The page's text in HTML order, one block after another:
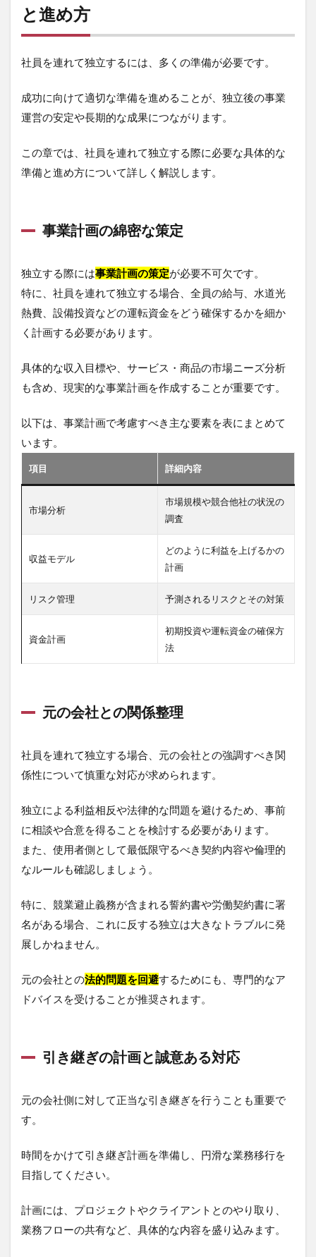
と進め方
社員を連れて独立するには、多くの準備が必要です。
成功に向けて適切な準備を進めることが、独立後の事業
運営の安定や長期的な成果につながります。
この章では、社員を連れて独立する際に必要な具体的な
準備と進め方について詳しく解説します。
事業計画の綿密な策定
独立する際には事業計画の策定が必要不可欠です。
特に、社員を連れて独立する場合、全員の給与、水道光
熱費、設備投資などの運転資金をどう確保するかを細か
く計画する必要があります。
具体的な収入目標や、サービス・商品の市場ニーズ分析
も含め、現実的な事業計画を作成することが重要です。
以下は、事業計画で考慮すべき主な要素を表にまとめて
います。
項目 詳細内容
市場分析
市場規模や競合他社の状況の
調査
収益モデル
どのように利益を上げるかの
計画
リスク管理 予測されるリスクとその対策
資金計画
初期投資や運転資金の確保方
法
元の会社との関係整理
社員を連れて独立する場合、元の会社との強調すべき関
係性について慎重な対応が求められます。
独立による利益相反や法律的な問題を避けるため、事前
に相談や合意を得ることを検討する必要があります。
また、使用者側として最低限守るべき契約内容や倫理的
なルールも確認しましょう。
特に、競業避止義務が含まれる誓約書や労働契約書に署
名がある場合、これに反する独立は大きなトラブルに発
展しかねません。
元の会社との法的問題を回避するためにも、専門的なア
ドバイスを受けることが推奨されます。
引き継ぎの計画と誠意ある対応
元の会社側に対して正当な引き継ぎを行うことも重要で
す。
時間をかけて引き継ぎ計画を準備し、円滑な業務移行を
目指してください。
計画には、プロジェクトやクライアントとのやり取り、
業務フローの共有など、具体的な内容を盛り込みます。